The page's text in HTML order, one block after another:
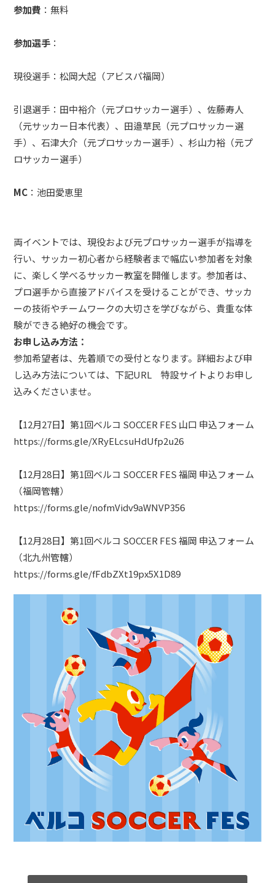
参加費 ：無料
参加選手 ：
現役選手：松岡大起（アビスパ福岡）
引退選手：田中裕介（元プロサッカー選手）、佐藤寿人
（元サッカー日本代表）、田邉草民（元プロサッカー選
手）、石津大介（元プロサッカー選手）、杉山力裕（元プ
ロサッカー選手）
MC ：池田愛恵里
両イベントでは、現役および元プロサッカー選手が指導を
行い、サッカー初心者から経験者まで幅広い参加者を対象
に、楽しく学べるサッカー教室を開催します。参加者は、
プロ選手から直接アドバイスを受けることができ、サッカ
ーの技術やチームワークの大切さを学びながら、貴重な体
験ができる絶好の機会です。
お申し込み方法：
参加希望者は、先着順での受付となります。詳細および申
し込み方法については、下記URL 特設サイトよりお申し
込みくださいませ。
【12月27日】第1回ベルコ SOCCER FES 山口 申込フォーム
https://forms.gle/XRyELcsuHdUfp2u26
【12月28日】第1回ベルコ SOCCER FES 福岡 申込フォーム
（福岡管轄）
https://forms.gle/nofmVidv9aWNVP356
【12月28日】第1回ベルコ SOCCER FES 福岡 申込フォーム
（北九州管轄）
https://forms.gle/fFdbZXt19px5X1D89